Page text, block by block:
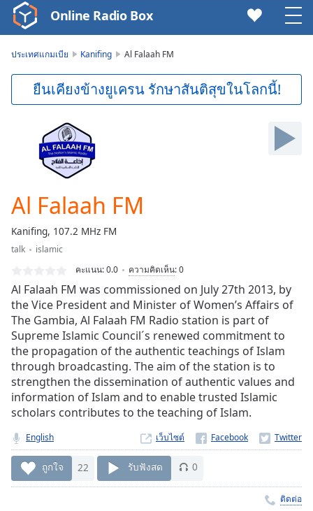
Video
Player
Backward
Current
Time
0:00
Duration
Loaded:
Stream
TypeLIVE
Seek to
live,
currently
behind
live
LIVE
Remaining
Time-
Playback
Rate
Online Radio Box
ประเทศแกมเบีย Kanifing Al Falaah FM
ยืนเคียงข้างยูเครน รักษาสันติสุขในโลกนี้!
Al Falaah FM
Kanifing, 107.2 MHz FM
talk
islamic
คะแนน:0.0 ความคิดเห็น:0
Al Falaah FM was commissioned on July 27th 2013, by
the Vice President and Minister of Women’s Affairs of
The Gambia, Al Falaah FM Radio station is part of
Supreme Islamic Council´s renewed commitment to
the propagation of the authentic teachings of Islam
through broadcasting. The aim of the station is to
strengthen the dissemination of authentic values and
information of Islam and to enable trusted Islamic
scholars contributes to the teaching of Islam.
English เว็บไซต์
ถูกใจ 22 รับฟังสด 0
ติดต่อ